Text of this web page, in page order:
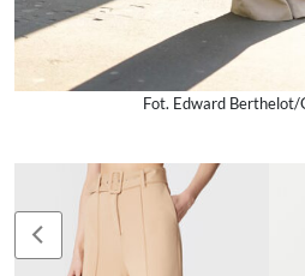
Fot. Edward